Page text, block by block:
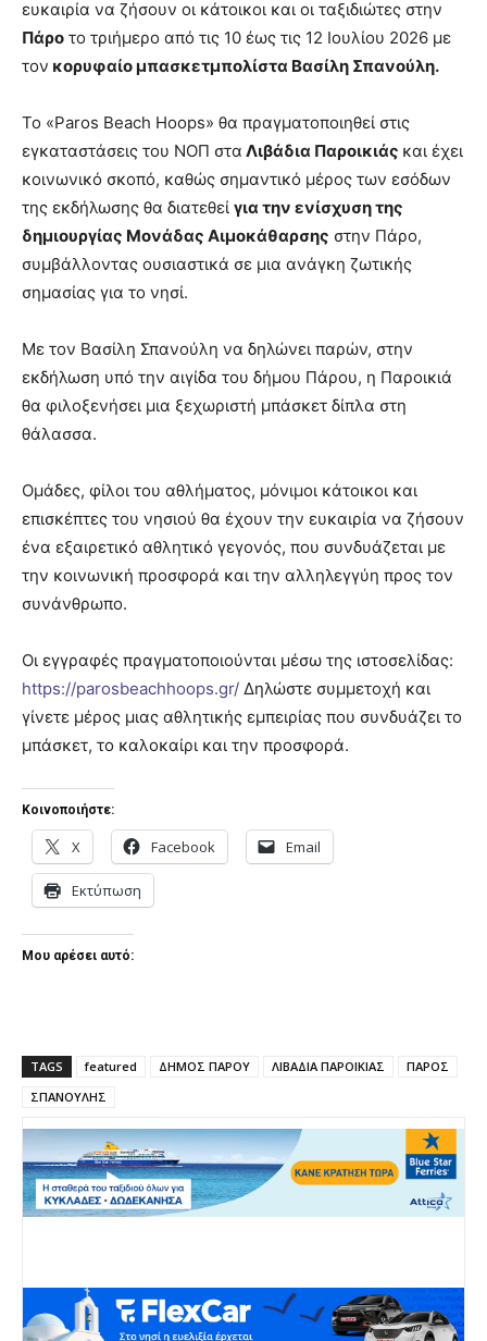
ευκαιρία να ζήσουν οι κάτοικοι και οι ταξιδιώτες στην
Πάρο το τριήμερο από τις 10 έως τις 12 Ιουλίου 2026 με
τον κορυφαίο μπασκετμπολίστα Βασίλη Σπανούλη.
Το «Paros Beach Hoops» θα πραγματοποιηθεί στις
εγκαταστάσεις του ΝΟΠ στα Λιβάδια Παροικιάς και έχει
κοινωνικό σκοπό, καθώς σημαντικό μέρος των εσόδων
της εκδήλωσης θα διατεθεί για την ενίσχυση της
δημιουργίας Μονάδας Αιμοκάθαρσης στην Πάρο,
συμβάλλοντας ουσιαστικά σε μια ανάγκη ζωτικής
σημασίας για το νησί.
Με τον Βασίλη Σπανούλη να δηλώνει παρών, στην
εκδήλωση υπό την αιγίδα του δήμου Πάρου, η Παροικιά
θα φιλοξενήσει μια ξεχωριστή μπάσκετ δίπλα στη
θάλασσα.
Ομάδες, φίλοι του αθλήματος, μόνιμοι κάτοικοι και
επισκέπτες του νησιού θα έχουν την ευκαιρία να ζήσουν
ένα εξαιρετικό αθλητικό γεγονός, που συνδυάζεται με
την κοινωνική προσφορά και την αλληλεγγύη προς τον
συνάνθρωπο.
Οι εγγραφές πραγματοποιούνται μέσω της ιστοσελίδας:
https://parosbeachhoops.gr/ Δηλώστε συμμετοχή και
γίνετε μέρος μιας αθλητικής εμπειρίας που συνδυάζει το
μπάσκετ, το καλοκαίρι και την προσφορά.
Κοινοποιήστε:
X Facebook Email
Εκτύπωση
Μου αρέσει αυτό:
TAGS featured ΔΗΜΟΣ ΠΑΡΟΥ ΛΙΒΑΔΙΑ ΠΑΡΟΙΚΙΑΣ
ΠΑΡΟΣ
ΣΠΑΝΟΥΛΗΣ